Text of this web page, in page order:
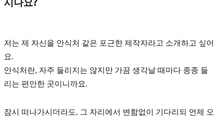
저는 제 자신을 안식처 같은 포근한 제작자라고 소개하고 싶어
요.
안식처란, 자주 들리지는 않지만 가끔 생각날 때마다 종종 들
리는 편안한 곳이니까요.
잠시 떠나가시더라도, 그 자리에서 변함없이 기다리되 언제 오